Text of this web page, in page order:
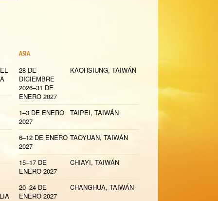
ASIA
28 DE
DICIEMBRE
2026–31 DE
ENERO 2027
KAOHSIUNG, TAIWÁN
1–3 DE ENERO
2027
TAIPEI, TAIWÁN
6–12 DE ENERO
2027
TAOYUAN, TAIWÁN
15–17 DE
ENERO 2027
CHIAYI, TAIWÁN
20–24 DE
ENERO 2027
CHANGHUA, TAIWÁN